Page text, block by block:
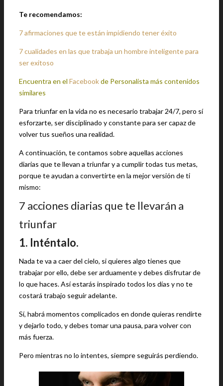
Te recomendamos:
7 afirmaciones que te están impidiendo tener éxito
7 cualidades en las que trabaja un hombre inteligente para
ser exitoso
Encuentra en el Facebookde Personalista más contenidos
similares
Para triunfar en la vida no es necesario trabajar 24/7, pero sí
esforzarte, ser disciplinado y constante para ser capaz de
volver tus sueños una realidad.
A continuación, te contamos sobre aquellas acciones
diarias que te llevan a triunfar y a cumplir todas tus metas,
porque te ayudan a convertirte en la mejor versión de ti
mismo:
7 acciones diarias que te llevarán a
triunfar
1. Inténtalo.
Nada te va a caer del cielo, si quieres algo tienes que
trabajar por ello, debe ser arduamente y debes disfrutar de
lo que haces. Así estarás inspirado todos los días y no te
costará trabajo seguir adelante.
Sí, habrá momentos complicados en donde quieras rendirte
y dejarlo todo, y debes tomar una pausa, para volver con
más fuerza.
Pero mientras no lo intentes, siempre seguirás perdiendo.